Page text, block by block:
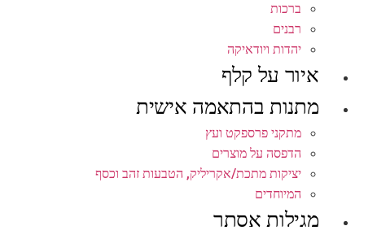
ברכות
רבנים
יהדות ויודאיקה
איור על קלף
מתנות בהתאמה אישית
מתקני פרספקט ועץ
הדפסה על מוצרים
יציקות מתכת/אקריליק, הטבעות זהב וכסף
המיוחדים
מגילות אסתר